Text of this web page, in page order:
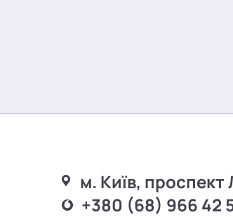
м. Київ, проспект
+380 (68) 966 42